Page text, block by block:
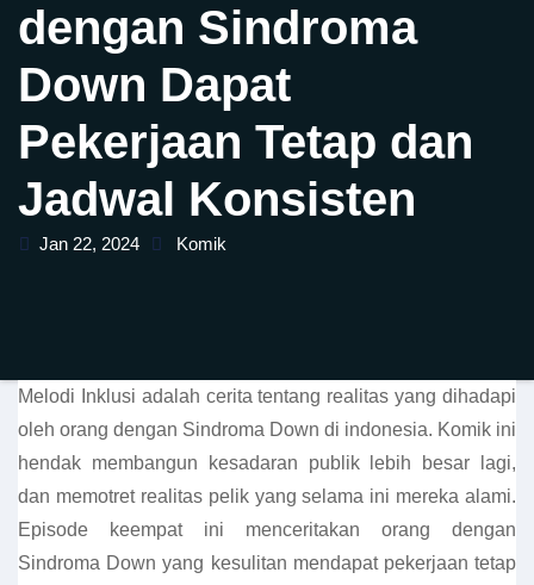
dengan Sindroma
Down Dapat
Pekerjaan Tetap dan
Jadwal Konsisten
Jan 22, 2024 Komik
Melodi Inklusi adalah cerita tentang realitas yang dihadapi
oleh orang dengan Sindroma Down di indonesia. Komik ini
hendak membangun kesadaran publik lebih besar lagi,
dan memotret realitas pelik yang selama ini mereka alami.
Episode keempat ini menceritakan orang dengan
Sindroma Down yang kesulitan mendapat pekerjaan tetap